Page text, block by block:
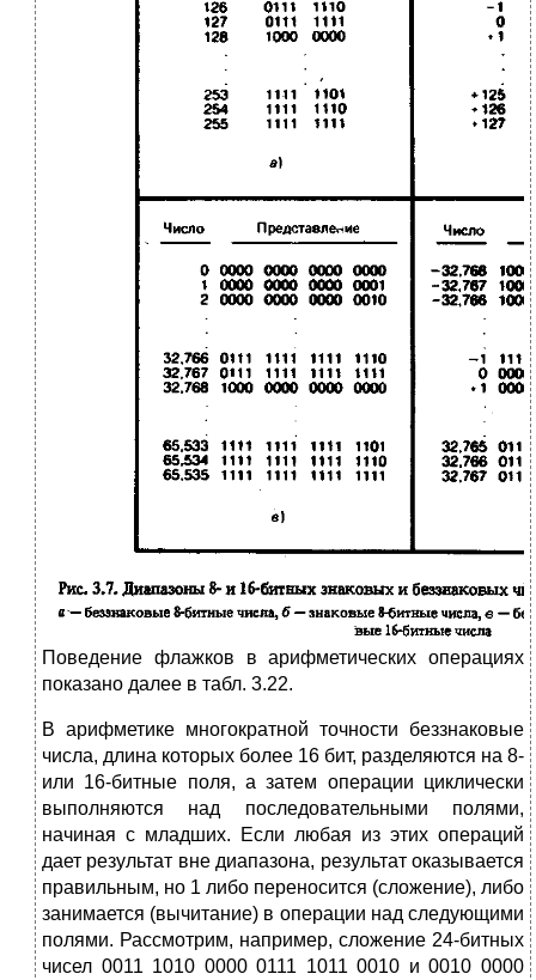
Поведение флажков в арифметических операциях
показано далее в табл. 3.22.
В арифметике многократной точности беззнаковые
числа, длина которых более 16 бит, разделяются на 8-
или 16-битные поля, а затем операции циклически
выполняются над последовательными полями,
начиная с младших. Если любая из этих операций
дает результат вне диапазона, результат оказывается
правильным, но 1 либо переносится (сложение), либо
занимается (вычитание) в операции над следующими
полями. Рассмотрим, например, сложение 24-битных
чисел 0011 1010 0000 0111 1011 0010 и 0010 0000